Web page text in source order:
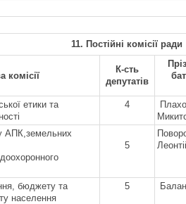
11. Постійні комісії ради
комісії
К-сть
депутатів
етики та
4
АПК,земельних
5
бюджету та
населення
5